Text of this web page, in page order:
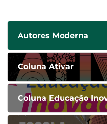
Autores Moderna
Coluna Ativar
Coluna Educação